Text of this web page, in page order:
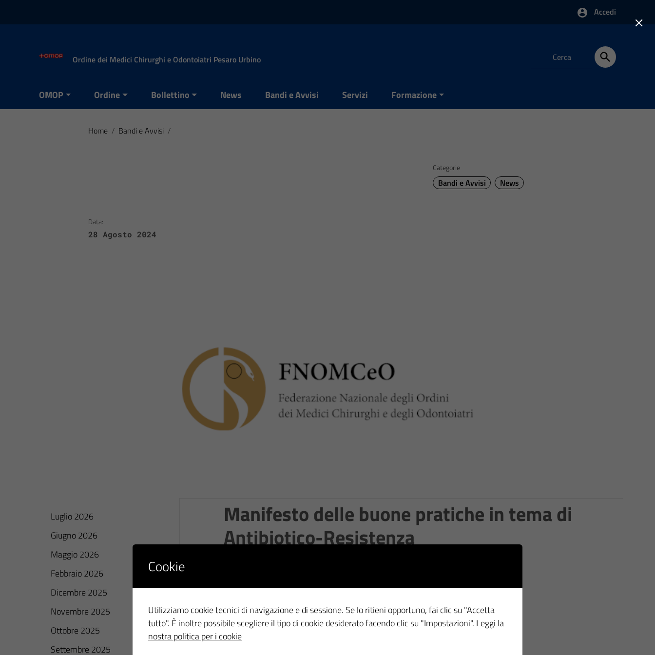
Accedi
Ordine dei Medici Chirurghi e Odontoiatri Pesaro Urbino
OMOP Ordine Bollettino News Bandi e Avvisi Servizi Formazione
Home / Bandi e Avvisi /
Categorie
Bandi e Avvisi News
Data:
28 Agosto 2024
Luglio 2026
Giugno 2026
Maggio 2026
Febbraio 2026
Dicembre 2025
Novembre 2025
Ottobre 2025
Settembre 2025
Manifesto delle buone pratiche in tema di
Antibiotico-Resistenza
×
Cookie
Utilizziamo cookie tecnici di navigazione e di sessione. Se lo ritieni opportuno, fai clic su "Accetta
tutto". È inoltre possibile scegliere il tipo di cookie desiderato facendo clic su "Impostazioni". Leggi la
nostra politica per i cookie